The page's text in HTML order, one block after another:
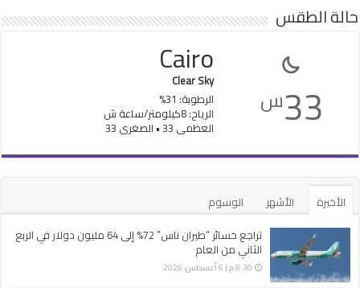
حالة الطقس
33س
Cairo
Clear Sky
الرطوبة: 31%
الرياح: 8كيلومتر/ساعة ش
العظمى 33 • الصغرى 33
الأخيرة الأشهر
الوسوم
تراجع خسائر “طيران ناس” 72% إلى 64 مليون دولار في الربع
الثاني من العام
8:30 م | 6 أغسطس، 2026